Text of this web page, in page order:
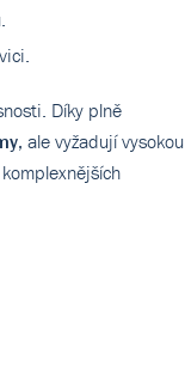
Díky plně
, ale vyžadují vysokou